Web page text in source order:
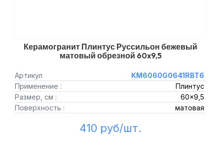
Керамогранит Плинтус Руссильон бежевый
матовый обрезной 60x9,5
Артикул
KM6060G0641RBT6
Применение :
Плинтус
Размер, см :
60x9,5
Поверхность :
матовая
410 руб/шт.